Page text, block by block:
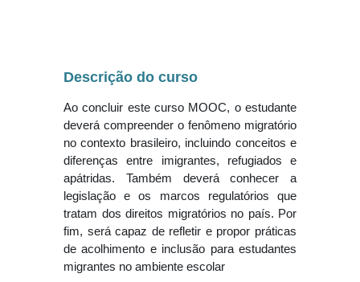
Descrição do curso
Ao concluir este curso MOOC, o estudante
deverá compreender o fenômeno migratório
no contexto brasileiro, incluindo conceitos e
diferenças entre imigrantes, refugiados e
apátridas. Também deverá conhecer a
legislação e os marcos regulatórios que
tratam dos direitos migratórios no país. Por
fim, será capaz de refletir e propor práticas
de acolhimento e inclusão para estudantes
migrantes no ambiente escolar